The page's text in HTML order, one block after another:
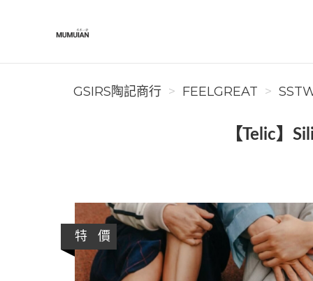
GSIRS陶記商行
GSIRS陶記商行
FEELGREAT
【Telic】
特 價